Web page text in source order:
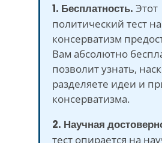
1. Бесплатность. Этот
политический тест на
консерватизм
Вам абсолютно
позволит узнать,
разделяете идеи и
консерватизма.
2. Научная
тест опирается на